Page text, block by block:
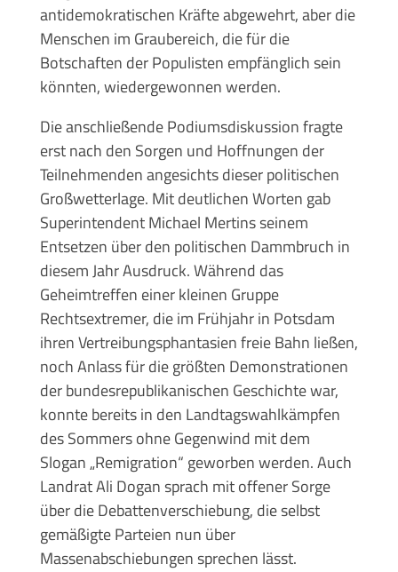
antidemokratischen Kräfte abgewehrt, aber die
Menschen im Graubereich, die für die
Botschaften der Populisten empfänglich sein
könnten, wiedergewonnen werden.
Die anschließende Podiumsdiskussion fragte
erst nach den Sorgen und Hoffnungen der
Teilnehmenden angesichts dieser politischen
Großwetterlage. Mit deutlichen Worten gab
Superintendent Michael Mertins seinem
Entsetzen über den politischen Dammbruch in
diesem Jahr Ausdruck. Während das
Geheimtreffen einer kleinen Gruppe
Rechtsextremer, die im Frühjahr in Potsdam
ihren Vertreibungsphantasien freie Bahn ließen,
noch Anlass für die größten Demonstrationen
der bundesrepublikanischen Geschichte war,
konnte bereits in den Landtagswahlkämpfen
des Sommers ohne Gegenwind mit dem
Slogan „Remigration“ geworben werden. Auch
Landrat Ali Dogan sprach mit offener Sorge
über die Debattenverschiebung, die selbst
gemäßigte Parteien nun über
Massenabschiebungen sprechen lässt.